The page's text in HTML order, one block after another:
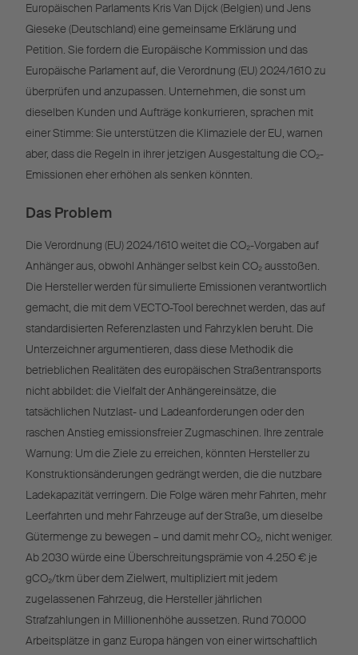
Europäischen Parlaments Kris Van Dijck (Belgien) und Jens
Gieseke (Deutschland) eine gemeinsame Erklärung und
Petition. Sie fordern die Europäische Kommission und das
Europäische Parlament auf, die Verordnung (EU) 2024/1610 zu
überprüfen und anzupassen. Unternehmen, die sonst um
dieselben Kunden und Aufträge konkurrieren, sprachen mit
einer Stimme: Sie unterstützen die Klimaziele der EU, warnen
aber, dass die Regeln in ihrer jetzigen Ausgestaltung die CO₂-
Emissionen eher erhöhen als senken könnten.
Das Problem
Die Verordnung (EU) 2024/1610 weitet die CO₂-Vorgaben auf
Anhänger aus, obwohl Anhänger selbst kein CO₂ ausstoßen.
Die Hersteller werden für simulierte Emissionen verantwortlich
gemacht, die mit dem VECTO-Tool berechnet werden, das auf
standardisierten Referenzlasten und Fahrzyklen beruht. Die
Unterzeichner argumentieren, dass diese Methodik die
betrieblichen Realitäten des europäischen Straßentransports
nicht abbildet: die Vielfalt der Anhängereinsätze, die
tatsächlichen Nutzlast- und Ladeanforderungen oder den
raschen Anstieg emissionsfreier Zugmaschinen. Ihre zentrale
Warnung: Um die Ziele zu erreichen, könnten Hersteller zu
Konstruktionsänderungen gedrängt werden, die die nutzbare
Ladekapazität verringern. Die Folge wären mehr Fahrten, mehr
Leerfahrten und mehr Fahrzeuge auf der Straße, um dieselbe
Gütermenge zu bewegen – und damit mehr CO₂, nicht weniger.
Ab 2030 würde eine Überschreitungsprämie von 4.250 € je
gCO₂/tkm über dem Zielwert, multipliziert mit jedem
zugelassenen Fahrzeug, die Hersteller jährlichen
Strafzahlungen in Millionenhöhe aussetzen. Rund 70.000
Arbeitsplätze in ganz Europa hängen von einer wirtschaftlich